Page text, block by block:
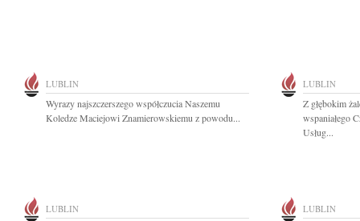
LUBLIN
Wyrazy najszczerszego współczucia Naszemu
Koledze Maciejowi Znamierowskiemu z powodu...
LUBLIN
Z głębokim
wspaniałego
Usług...
LUBLIN LUBLIN